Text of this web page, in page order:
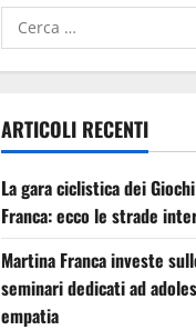
ARTICOLI RECENTI
La gara ciclistica dei
Franca: ecco le strade
Martina Franca investe
seminari dedicati ad
empatia